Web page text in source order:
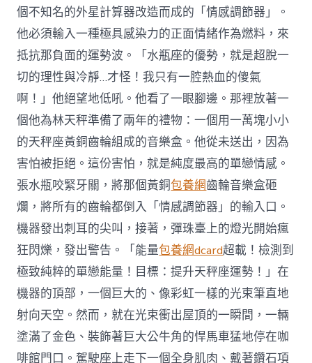
個不知名的外星計算器改造而成的「情感調節器」。
他必須輸入一種極具感染力的正面情緒作為燃料，來
抵抗那負面的運勢波。「水瓶座的優勢，就是超脫一
切的理性與冷靜…才怪！我只有一腔熱血的傻氣
啊！」他絕望地低吼。他看了一眼腳邊。那裡放著一
個他為林天秤準備了兩年的禮物：一個用一萬塊小小
的天秤座黃銅齒輪組成的音樂盒。他從未送出，因為
害怕被拒絕。這份害怕，就是純度最高的單戀情感。
張水瓶咬緊牙關，將那個黃銅包養網齒輪音樂盒砸
爛，將所有的齒輪都倒入「情感調節器」的輸入口。
機器發出刺耳的尖叫，接著，彈珠臺上的燈光開始瘋
狂閃爍，發出警告。「能量包養網dcard超載！檢測到
極致純粹的單戀能量！目標：提升天秤座運勢！」在
機器的頂部，一個巨大的、像彩虹一樣的光束筆直地
射向天空。然而，就在光束衝出屋頂的一瞬間，一輛
塗滿了金色、裝飾著巨大公牛角的悍馬車猛地停在咖
啡館門口。駕駛座上走下一個全身肌肉、戴著鑽石項